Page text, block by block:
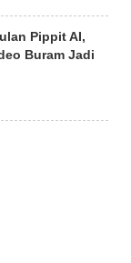
Pippit AI,
Buram Jadi